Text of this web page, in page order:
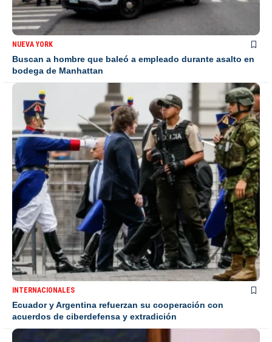
NUEVA YORK
Buscan a hombre que baleó a empleado durante asalto en
bodega de Manhattan
INTERNACIONALES
Ecuador y Argentina refuerzan su cooperación con
acuerdos de ciberdefensa y extradición